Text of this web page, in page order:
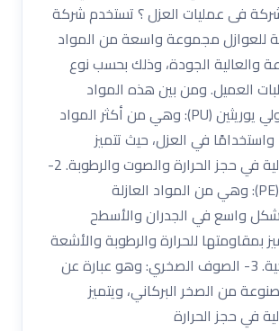
فى عمليات العزل ؟ تستخدم شركة
للعوازل مجموعة واسعة من المواد
والعالية الجودة، وذلك بحسب نوع
العميل. ومن بين هذه المواد
العازلة: 1- البولي يوريثين (PU): وهي من أكثر المواد
واستخدامًا في العزل، حيث تتميز
بالكفاءة العالية في حجز الحرارة والصوت والرطوبة. 2-
البولي إيثيلين (PE): وهي من المواد العازلة
واسع في الجدران والأسطح
بمقاومتها للحرارة والرطوبة والأشعة
فوق البنفسجية. 3- الصوف الصخري: وهو عبارة عن
من الصخر البركاني، ويتميز
في حجز الحرارة